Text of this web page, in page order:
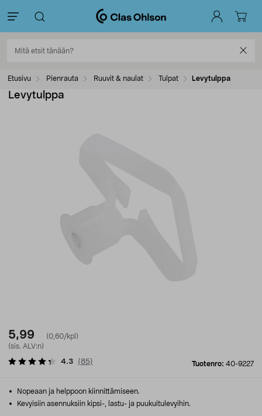
Etusivu Pienrauta Ruuvit & naulat Tulpat Levytulppa
Levytulppa
5,99
(0,60/kpl)
(sis. ALV:n)
Tuotenro: 40-9227
4.3 (85)
Nopeaan ja helppoon kiinnittämiseen.
Kevyisiin asennuksiin kipsi-, lastu- ja puukuitulevyihin.